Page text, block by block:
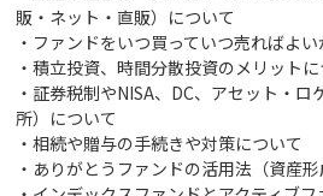
販・ネット・直販）について
・ファンドをいつ買っていつ売ればよい
・積立投資、時間分散投資のメリット
・証券税制やNISA、DC、アセット・
所）について
・相続や贈与の手続きや対策について
・ありがとうファンドの活用法（資産